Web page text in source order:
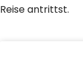
Reise antrittst.